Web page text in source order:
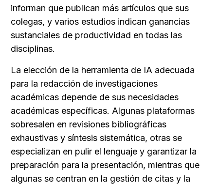
informan que publican más artículos que sus
colegas, y varios estudios indican ganancias
sustanciales de productividad en todas las
disciplinas.
La elección de la herramienta de IA adecuada
para la redacción de investigaciones
académicas depende de sus necesidades
académicas específicas. Algunas plataformas
sobresalen en revisiones bibliográficas
exhaustivas y síntesis sistemática, otras se
especializan en pulir el lenguaje y garantizar la
preparación para la presentación, mientras que
algunas se centran en la gestión de citas y la